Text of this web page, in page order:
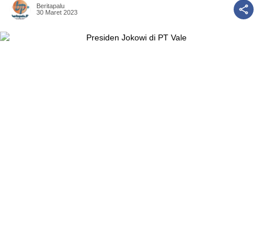
Beritapalu
30 Maret 2023